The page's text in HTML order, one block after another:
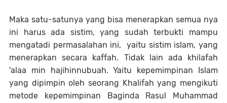
Maka satu-satunya yang bisa menerapkan semua nya
ini harus ada sistim, yang sudah terbukti mampu
mengatadi permasalahan ini, yaitu sistim islam, yang
menerapkan secara kaffah. Tidak lain ada khilafah
'alaa min hajihinnubuah. Yaitu kepemimpinan Islam
yang dipimpin oleh seorang Khalifah yang mengikuti
metode kepemimpinan Baginda Rasul Muhammad